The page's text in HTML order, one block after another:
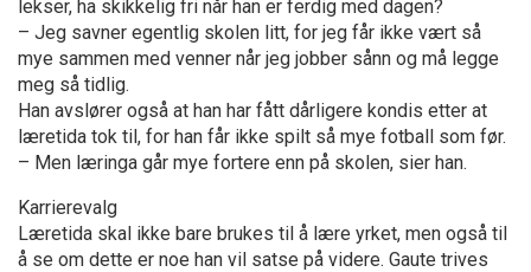
lekser, ha skikkelig fri når han er ferdig med dagen?
– Jeg savner egentlig skolen litt, for jeg får ikke vært så
mye sammen med venner når jeg jobber sånn og må legge
meg så tidlig.
Han avslører også at han har fått dårligere kondis etter at
læretida tok til, for han får ikke spilt så mye fotball som før.
– Men læringa går mye fortere enn på skolen, sier han.
Karrierevalg
Læretida skal ikke bare brukes til å lære yrket, men også til
å se om dette er noe han vil satse på videre. Gaute trives